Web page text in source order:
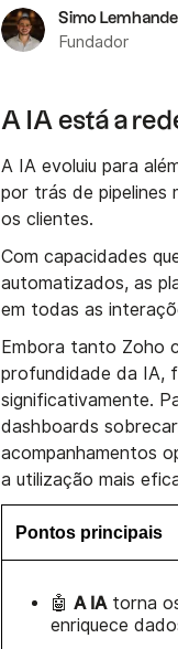
Simo
Fundador
A IA está a
A IA evoluiu para
por trás de pipelines
os clientes.
Com capacidades
automatizados, as
em todas as
Embora tanto Zoho
profundidade da IA,
significativamente.
dashboards
acompanhamentos
a utilização mais
Pontos principais
🤖A IAtorna
enriquece